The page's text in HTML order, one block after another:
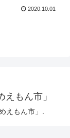
2020.10.01
もん市」
えもん市」.